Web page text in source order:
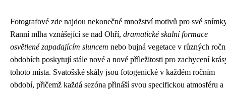
Fotografové zde najdou nekonečné množství motivů pro své
Ranní mlha vznášející se nad Ohří, dramatické skalní formace
osvětlené zapadajícím sluncem nebo bujná vegetace v různých
obdobích poskytují stále nové a nové příležitosti pro zachycení
tohoto místa. Svatošské skály jsou fotogenické v každém ročním
období, přičemž každá sezóna přináší svou specifickou atmosféru a